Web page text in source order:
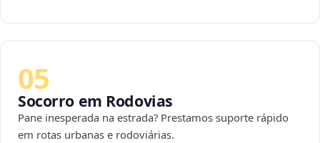
05
Socorro em Rodovias
Pane inesperada na estrada? Prestamos suporte rápido
em rotas urbanas e rodoviárias.